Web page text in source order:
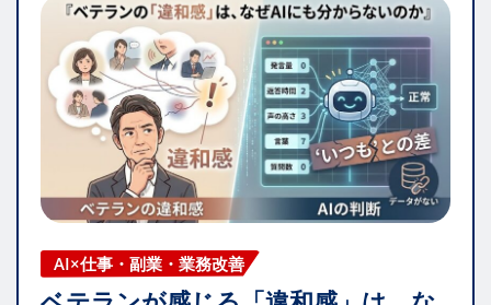
AI×仕事・副業・業務改善